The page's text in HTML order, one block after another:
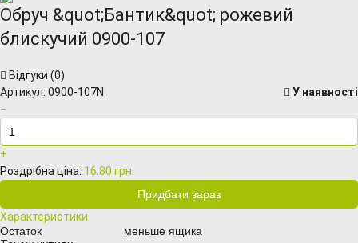
Обруч &quot;Бантик&quot; рожевий
блискучий 0900-107
Відгуки (0)
Артикул: 0900-107N
У наявності
−
+
Роздрібна ціна: 16.80 грн.
Характеристики
Остаток
меньше ящика